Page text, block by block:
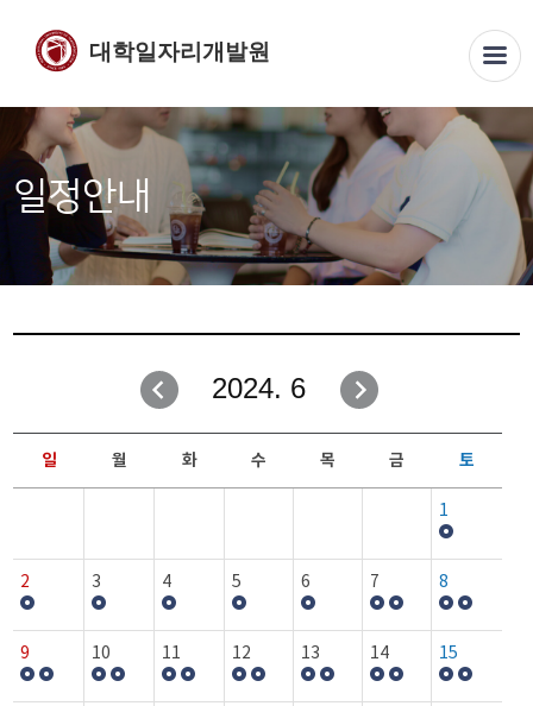
대학일자리개발원
일정안내
2024. 6
일 월 화 수 목 금 토
1
2 3 4 5 6 7 8
9 10 11 12 13 14 15